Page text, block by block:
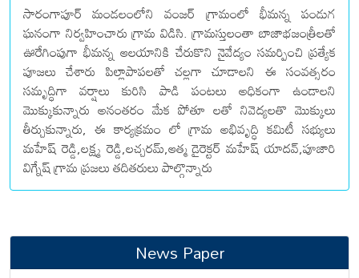
సారంగాపూర్ మండలంలోని వంజర్ గ్రామంలో భీమన్న పండుగ
ఘనంగా నిర్వహించారు గ్రామ విడిసి. గ్రామస్తులంతా బాజాభజంత్రీలతో
ఊరేగింపుగా భీమన్న ఆలయానికి చేరుకొని నైవేద్యం సమర్పించి ప్రత్యేక
పూజలు చేశారు పిల్లాపాపలతో చల్లగా చూడాలని ఈ సంవత్సరం
సమృద్ధిగా వర్షాలు కురిసి పాడి పంటలు అధికంగా ఉండాలని
మొక్కుకున్నారు అనంతరం మేక పోతూ లతో నివెద్యలతొ మొక్కులు
తీర్చుకున్నారు, ఈ కార్యక్రమం లో గ్రామ అభివృద్ధి కమిటీ సభ్యులు
మహేష్ రెడ్డి,లక్ష్మ రెడ్డి,లచ్చరమ్,ఆత్మ డైరెక్టర్ మహేష్ యాదవ్,పూజారి
విగ్నేష్ గ్రామ ప్రజలు తదితరులు పాల్గొన్నారు
News Paper